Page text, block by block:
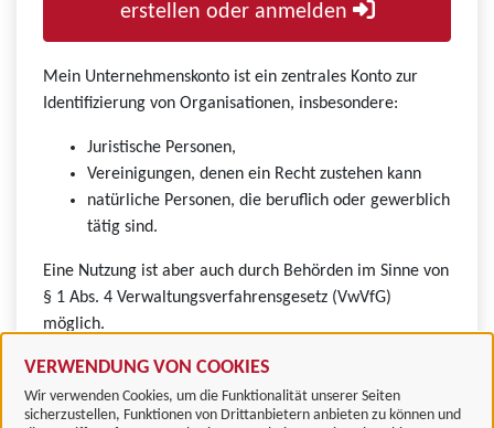
VERWENDUNG VON COOKIES
Wir verwenden Cookies, um die Funktionalität unserer Seiten
sicherzustellen, Funktionen von Drittanbietern anbieten zu können und
erstellen oder anmelden
Mein Unternehmenskonto ist ein zentrales Konto zur
Identifizierung von Organisationen, insbesondere:
Juristische Personen,
Vereinigungen, denen ein Recht zustehen kann
natürliche Personen, die beruflich oder gewerblich
tätig sind.
Eine Nutzung ist aber auch durch Behörden im Sinne von
§ 1 Abs. 4 Verwaltungsverfahrensgesetz (VwVfG)
möglich.